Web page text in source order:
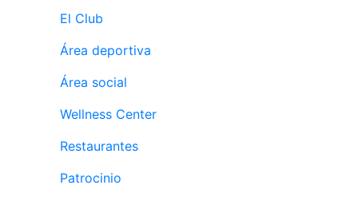
El Club
Área deportiva
Área social
Wellness Center
Restaurantes
Patrocinio